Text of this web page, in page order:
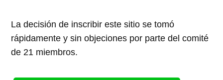
La decisión de inscribir este sitio se tomó
rápidamente y sin objeciones por parte del comité
de 21 miembros.